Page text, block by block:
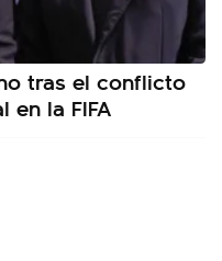
tras el conflicto
la FIFA